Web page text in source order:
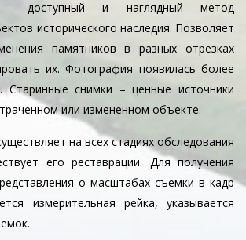
– доступный и наглядный метод
исторического наследия. Позволяет
памятников в разных отрезках
их. Фотография появилась более
Старинные снимки – ценные источники
или измененном объекте.
на всех стадиях обследования
его реставрации. Для получения
о масштабах съемки в кадр
измерительная рейка, указывается